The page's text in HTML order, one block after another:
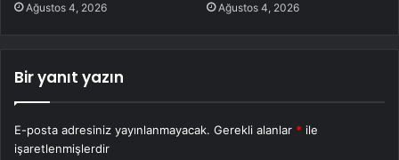
Ağustos 4, 2026 Ağustos 4, 2026
Bir yanıt yazın
E-posta adresiniz yayınlanmayacak. Gerekli alanlar * ile
işaretlenmişlerdir